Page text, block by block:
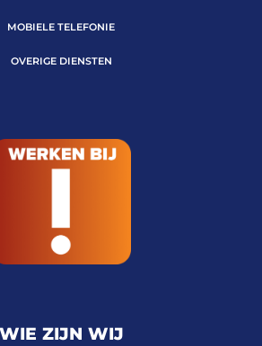
MOBIELE TELEFONIE
OVERIGE DIENSTEN
WIE ZIJN WIJ